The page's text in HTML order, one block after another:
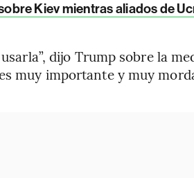
Kiev mientras aliados de
dijo Trump sobre la
muy importante y muy